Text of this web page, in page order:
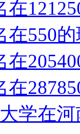
在
在550
在
在
学在